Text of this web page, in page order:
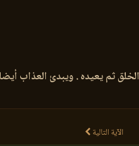
ثم يعيده . ويبدئ العذاب
الآية التالية